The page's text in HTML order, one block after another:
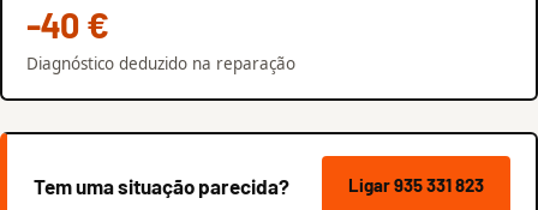
-40 €
Diagnóstico deduzido na reparação
Tem uma situação parecida? Ligar 935 331 823